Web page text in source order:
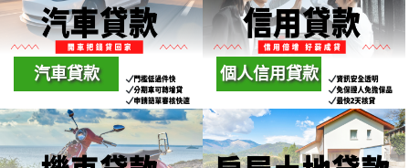
汽車貸款
汽車貸款是根據您的車輛
狀況，信用狀況，還款能
力綜合評估後，不管新車
個人信用貸款
個人條件即可申請，免保
證人、免擔保品，手續簡
便，最快2天核貸+24小時